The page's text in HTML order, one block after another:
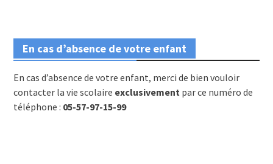
En cas d’absence de votre enfant
En cas d’absence de votre enfant, merci de bien vouloir
contacter la vie scolaire exclusivementpar ce numéro de
téléphone : 05-57-97-15-99